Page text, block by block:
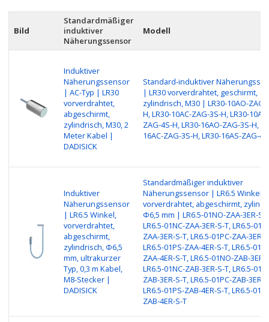
Bild
Standardmäßiger
induktiver
Näherungssensor
Modell
Induktiver
Näherungssensor
| AC-Typ | LR30
vorverdrahtet,
abgeschirmt,
zylindrisch, M30, 2
Meter Kabel |
DADISICK
Standard-induktiver
| LR30 vorverdrahtet, geschirmt,
zylindrisch, M30 | LR30-10AO-ZAG-
H, LR30-10AC-ZAG-3S-H, LR30-10AS-
ZAG-4S-H, LR30-16AO-ZAG-3S-H,
16AC-ZAG-3S-H, LR30-16AS-ZAG-
Induktiver
Näherungssensor
| LR6.5 Winkel,
vorverdrahtet,
abgeschirmt,
zylindrisch, Φ6,5
mm, ultrakurzer
Typ, 0,3 m Kabel,
M8-Stecker |
DADISICK
Standardmäßiger induktiver
Näherungssensor | LR6.5 Winkel,
vorverdrahtet, abgeschirmt,
Φ6,5 mm | LR6.5-01NO-ZAA-3ER-S-
LR6.5-01NC-ZAA-3ER-S-T, LR6.5-
ZAA-3ER-S-T, LR6.5-01PC-ZAA-3ER-
LR6.5-01PS-ZAA-4ER-S-T, LR6.5-
ZAA-4ER-S-T, LR6.5-01NO-ZAB-3ER-
LR6.5-01NC-ZAB-3ER-S-T, LR6.5-
ZAB-3ER-S-T, LR6.5-01PC-ZAB-3ER-
LR6.5-01PS-ZAB-4ER-S-T, LR6.5-
ZAB-4ER-S-T